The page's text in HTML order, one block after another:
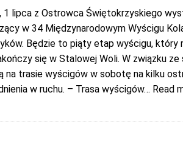
1 lipca z Ostrowca Świętokrzyskiego
w 34 Międzynarodowym Wyścigu
Będzie to piąty etap wyścigu, który
się w Stalowej Woli. W związku
na trasie wyścigów w sobotę na kilku
w ruchu. – Trasa wyścigów… Read